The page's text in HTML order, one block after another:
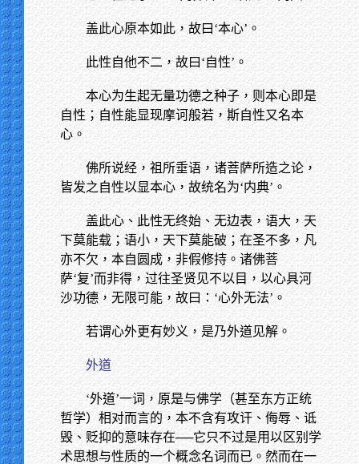
盖此心原本如此，故曰‘本心’。
此性自他不二，故曰‘自性’。
本心为生起无量功德之种子，则本心即是
自性；自性能显现摩诃般若，斯自性又名本
心。
佛所说经，祖所垂语，诸菩萨所造之论，
皆发之自性以显本心，故统名为‘内典’。
盖此心、此性无终始、无边表，语大，天
下莫能载；语小，天下莫能破；在圣不多，凡
亦不欠，本自圆成，非假修持。诸佛菩
萨‘复’而非得，过往圣贤见不以目，以心具河
沙功德，无限可能，故曰：‘心外无法’。
若谓心外更有妙义，是乃外道见解。
外道
‘外道’一词，原是与佛学（甚至东方正统
哲学）相对而言的，本不含有攻讦、侮辱、诋
毁、贬抑的意味存在──它只不过是用以区别学
术思想与性质的一个概念名词而已。然而在一